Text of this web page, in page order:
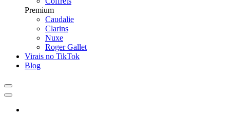
Premium
Caudalie
Clarins
Nuxe
Roger Gallet
Virais no TikTok
Blog